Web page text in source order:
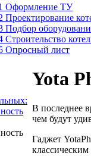
Оформление ТУ
Проектирование
Подбор
Строительство
Опросный лист
Yota
В последнее
чем будут
Гаджет